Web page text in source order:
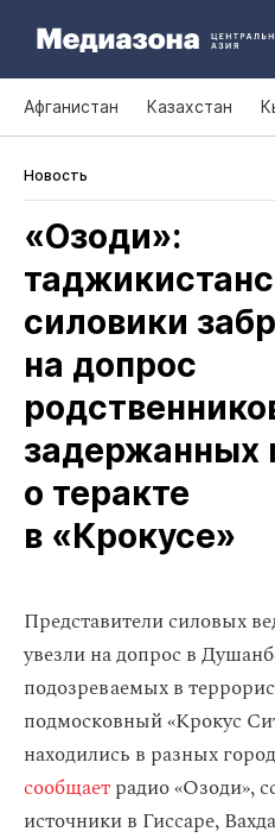
Афганистан Казахстан
Новость
«Озоди»:
силовики
на допрос
задержанных
о теракте
в «Крокусе»
Представители силовых
увезли на допрос в
подозреваемых в
подмосковный «Крокус
находились в разных
сообщаетрадио «Озоди»,
источники в Гиссаре,